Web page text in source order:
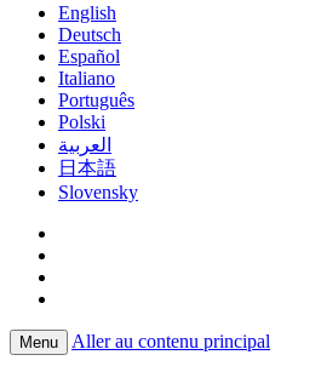
English
Deutsch
Español
Italiano
Português
Polski
العربية
日本語
Slovensky
Menu Aller au contenu principal